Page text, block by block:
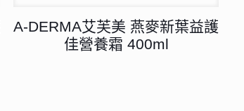
A-DERMA艾芙美 燕麥新葉益護
佳營養霜 400ml